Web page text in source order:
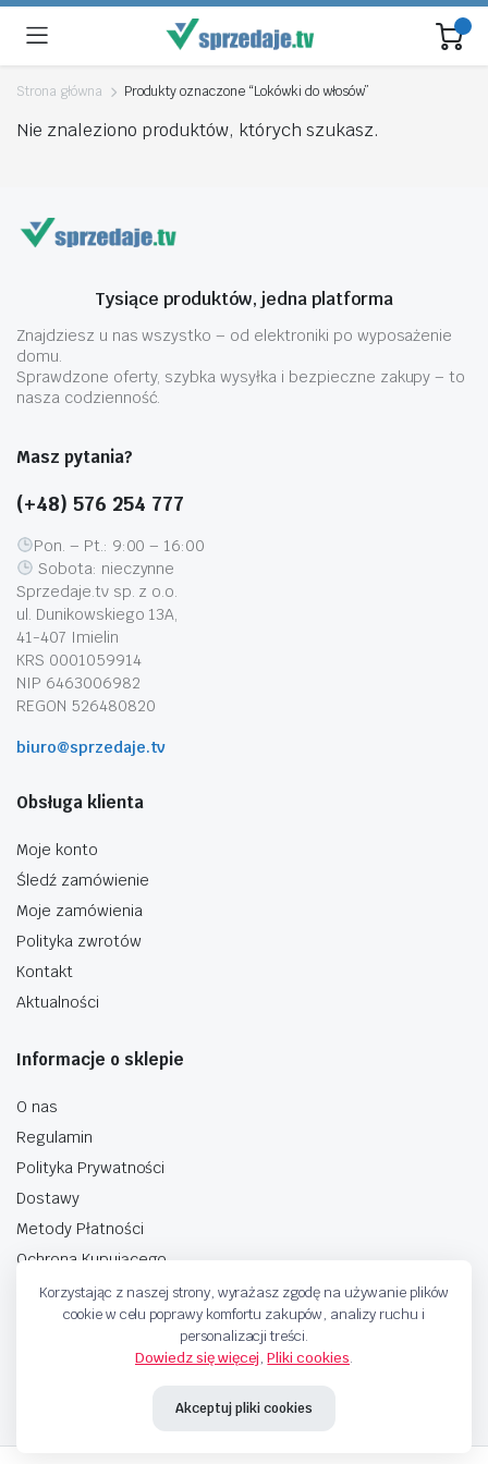
Strona główna Produkty oznaczone “Lokówki do włosów”
Nie znaleziono produktów, których szukasz.
Tysiące produktów, jedna platforma
Znajdziesz u nas wszystko – od elektroniki po wyposażenie
domu.
Sprawdzone oferty, szybka wysyłka i bezpieczne zakupy – to
nasza codzienność.
Masz pytania?
(+48) 576 254 777
Pon. – Pt.: 9:00 – 16:00
Sobota: nieczynne
Sprzedaje.tv sp. z o.o.
ul. Dunikowskiego 13A,
41-407 Imielin
KRS 0001059914
NIP 6463006982
REGON 526480820
biuro@sprzedaje.tv
Obsługa klienta
Moje konto
Śledź zamówienie
Moje zamówienia
Polityka zwrotów
Kontakt
Aktualności
Informacje o sklepie
O nas
Regulamin
Polityka Prywatności
Dostawy
Metody Płatności
Ochrona Kupującego
Korzystając z naszej strony, wyrażasz zgodę na używanie plików
cookie w celu poprawy komfortu zakupów, analizy ruchu i
personalizacji treści.
Dowiedz się więcej,Pliki cookies.
Akceptuj pliki cookies